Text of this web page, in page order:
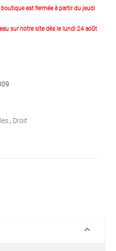
est fermée à partir du jeudi
sur notre site dès le lundi 24 août
, Droit
keyboard_arrow_down